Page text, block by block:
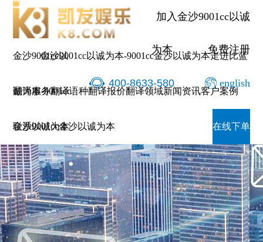
加入金沙9001cc以诚
为本 免费注册
400-8633-580 english
金沙9001cc以
诚为本-9001cc
金沙以诚为本
金沙9001cc以诚为本-9001cc金沙以诚为本走进比蓝
翻译服务翻译语种翻译报价翻译领域新闻资讯客户案例
联系9001cc金沙以诚为本 在线下单